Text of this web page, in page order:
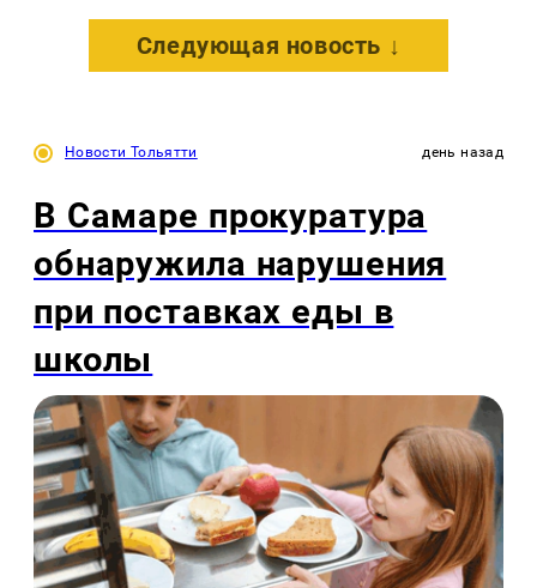
Следующая новость ↓
Новости Тольятти день назад
В Самаре прокуратура
обнаружила нарушения
при поставках еды в
школы